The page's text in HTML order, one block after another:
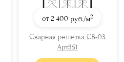
от 2 400 руб./м2
Сварная решетка СВ-03
Арт351